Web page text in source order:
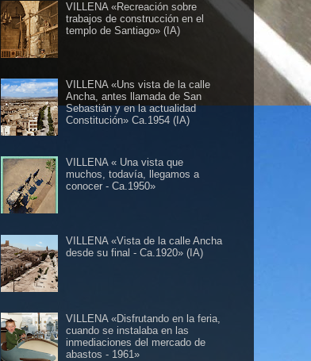
DE VILLENA CUÉNTAME ......
VILLENA «Recreación sobre
trabajos de construcción en el
templo de Santiago» (IA)
VILLENA «Uns vista de la calle
Ancha, antes llamada de San
Sebastián y en la actualidad
Constitución» Ca.1954 (IA)
VILLENA « Una vista que
muchos, todavía, llegamos a
conocer - Ca.1950»
VILLENA «Vista de la calle Ancha
desde su final - Ca.1920» (IA)
VILLENA «Disfrutando en la feria,
cuando se instalaba en las
inmediaciones del mercado de
abastos - 1961»